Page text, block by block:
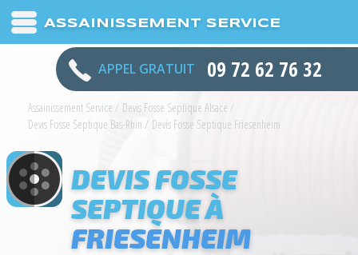
ASSAINISSEMENT SERVICE
APPEL GRATUIT 09 72 62 76 32
Assainissement Service / Devis Fosse Septique Alsace /
Devis Fosse Septique Bas-Rhin / Devis Fosse Septique Friesenheim
DEVIS FOSSE
SEPTIQUE À
FRIESENHEIM